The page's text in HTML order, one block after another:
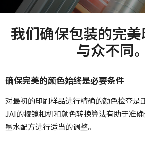
我们确保包装的完
与众不同。
确保完美的颜色始终是必要条件
对最初的印刷样品进行精确的颜色检查是
JAI的棱镜相机和颜色转换算法有助于准
墨水配方进行适当的调整。